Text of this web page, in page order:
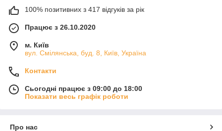
100% позитивних з 417 відгуків за рік
Працює з 26.10.2020
м. Київ
вул. Смілянська, буд. 8, Київ, Україна
Контакти
Сьогодні працює з 09:00 до 18:00
Показати весь графік роботи
Про нас